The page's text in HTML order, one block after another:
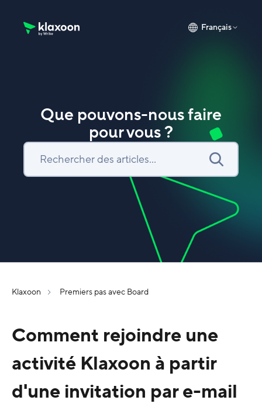
Français
Que pouvons-nous faire
pour vous ?
Klaxoon Premiers pas avec Board
Comment rejoindre une
activité Klaxoon à partir
d'une invitation par e-mail